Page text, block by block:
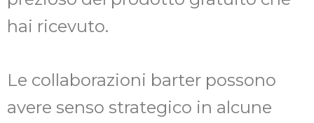
hai ricevuto.
Le collaborazioni barter possono
avere senso strategico in alcune